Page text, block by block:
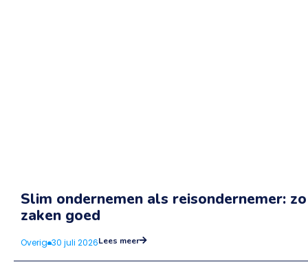
Slim ondernemen als reisondernemer:
zaken goed
Overig 30 juli 2026Lees meer